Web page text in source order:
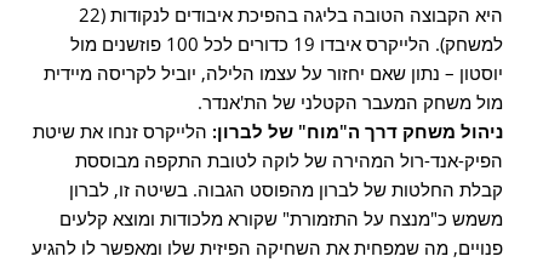
היא הקבוצה הטובה בליגה בהפיכת איבודים לנקודות (22
למשחק). הלייקרס איבדו 19 כדורים לכל 100 פוזשנים מול
יוסטון – נתון שאם יחזור על עצמו הלילה, יוביל לקריסה מיידית
מול משחק המעבר הקטלני של הת'אנדר.
ניהול משחק דרך ה"מוח" של לברון: הלייקרס זנחו את שיטת
הפיק-אנד-רול המהירה של לוקה לטובת התקפה מבוססת
קבלת החלטות של לברון מהפוסט הגבוה. בשיטה זו, לברון
משמש כ"מנצח על התזמורת" שקורא מלכודות ומוצא קלעים
פנויים, מה שמפחית את השחיקה הפיזית שלו ומאפשר לו להגיע